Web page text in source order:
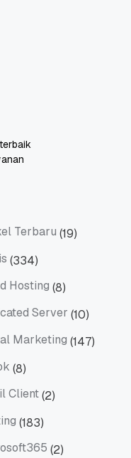
Terbaru (19)
(334)
Hosting (8)
Server (10)
Marketing (147)
(8)
Client(2)
(183)
(2)